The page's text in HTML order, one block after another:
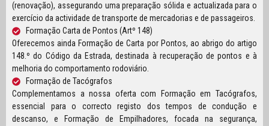
(renovação), assegurando uma preparação sólida e actualizada para o
exercício da actividade de transporte de mercadorias e de passageiros.
Formação Carta de Pontos (Artº 148)
Oferecemos ainda Formação de Carta por Pontos, ao abrigo do artigo
148.º do Código da Estrada, destinada à recuperação de pontos e à
melhoria do comportamento rodoviário.
Formação de Tacógrafos
Complementamos a nossa oferta com Formação em Tacógrafos,
essencial para o correcto registo dos tempos de condução e
descanso, e Formação de Empilhadores, focada na segurança,